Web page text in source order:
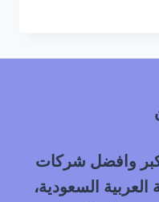
وافضل شركات
العربية السعودية،